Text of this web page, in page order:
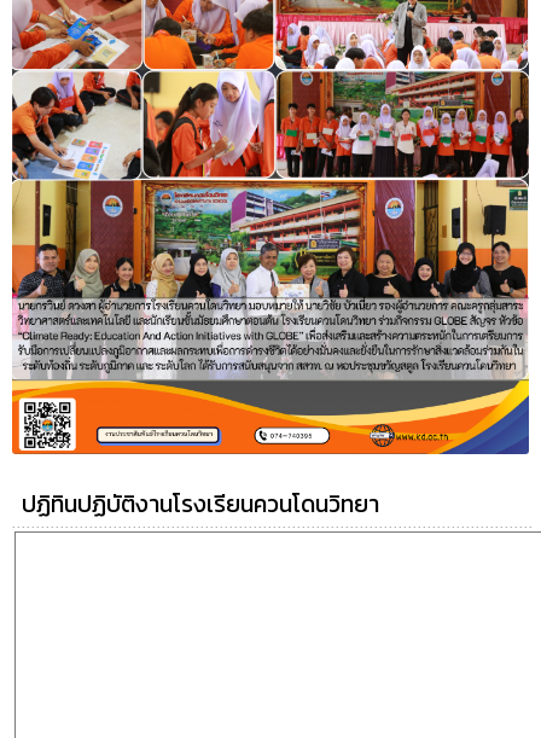
ปฏิทินปฏิบัติงานโรงเรียนควนโดนวิทยา